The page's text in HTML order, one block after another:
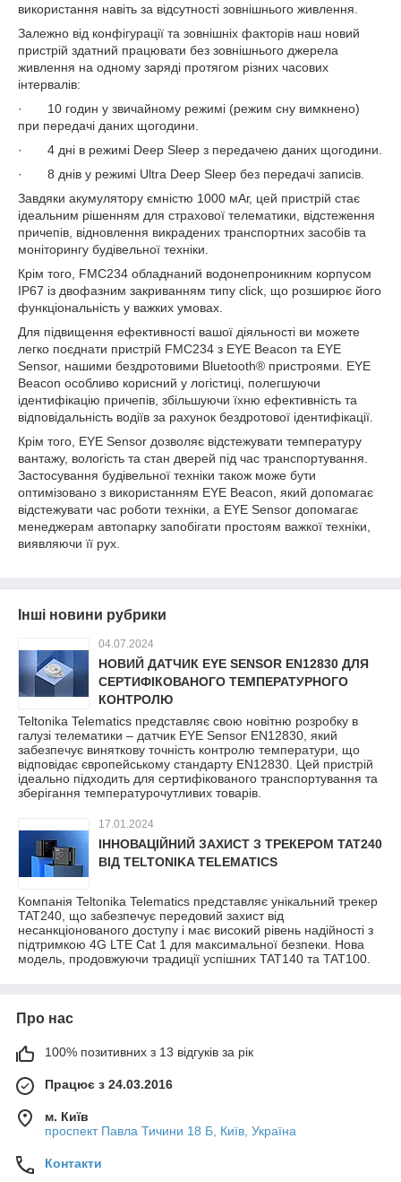
використання навіть за відсутності зовнішнього живлення.
Залежно від конфігурації та зовнішніх факторів наш новий
пристрій здатний працювати без зовнішнього джерела
живлення на одному заряді протягом різних часових
інтервалів:
· 10 годин у звичайному режимі (режим сну вимкнено)
при передачі даних щогодини.
· 4 дні в режимі Deep Sleep з передачею даних щогодини.
· 8 днів у режимі Ultra Deep Sleep без передачі записів.
Завдяки акумулятору ємністю 1000 мАг, цей пристрій стає
ідеальним рішенням для страхової телематики, відстеження
причепів, відновлення викрадених транспортних засобів та
моніторингу будівельної техніки.
Крім того, FMC234 обладнаний водонепроникним корпусом
IP67 із двофазним закриванням типу click, що розширює його
функціональність у важких умовах.
Для підвищення ефективності вашої діяльності ви можете
легко поєднати пристрій FMC234 з EYE Beacon та EYE
Sensor, нашими бездротовими Bluetooth® пристроями. EYE
Beacon особливо корисний у логістиці, полегшуючи
ідентифікацію причепів, збільшуючи їхню ефективність та
відповідальність водіїв за рахунок бездротової ідентифікації.
Крім того, EYE Sensor дозволяє відстежувати температуру
вантажу, вологість та стан дверей під час транспортування.
Застосування будівельної техніки також може бути
оптимізовано з використанням EYE Beacon, який допомагає
відстежувати час роботи техніки, а EYE Sensor допомагає
менеджерам автопарку запобігати простоям важкої техніки,
виявляючи її рух.
Інші новини рубрики
04.07.2024
НОВИЙ ДАТЧИК EYE SENSOR EN12830 ДЛЯ
СЕРТИФІКОВАНОГО ТЕМПЕРАТУРНОГО
КОНТРОЛЮ
Teltonika Telematics представляє свою новітню розробку в
галузі телематики – датчик EYE Sensor EN12830, який
забезпечує виняткову точність контролю температури, що
відповідає європейському стандарту EN12830. Цей пристрій
ідеально підходить для сертифікованого транспортування та
зберігання температурочутливих товарів.
17.01.2024
ІННОВАЦІЙНИЙ ЗАХИСТ З ТРЕКЕРОМ TAT240
ВІД TELTONIKA TELEMATICS
Компанія Teltonika Telematics представляє унікальний трекер
TAT240, що забезпечує передовий захист від
несанкціонованого доступу і має високий рівень надійності з
підтримкою 4G LTE Cat 1 для максимальної безпеки. Нова
модель, продовжуючи традиції успішних TAT140 та TAT100.
Про нас
100% позитивних з 13 відгуків за рік
Працює з 24.03.2016
м. Київ
проспект Павла Тичини 18 Б, Київ, Україна
Контакти